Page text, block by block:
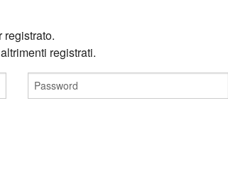
registrato.
registrati.